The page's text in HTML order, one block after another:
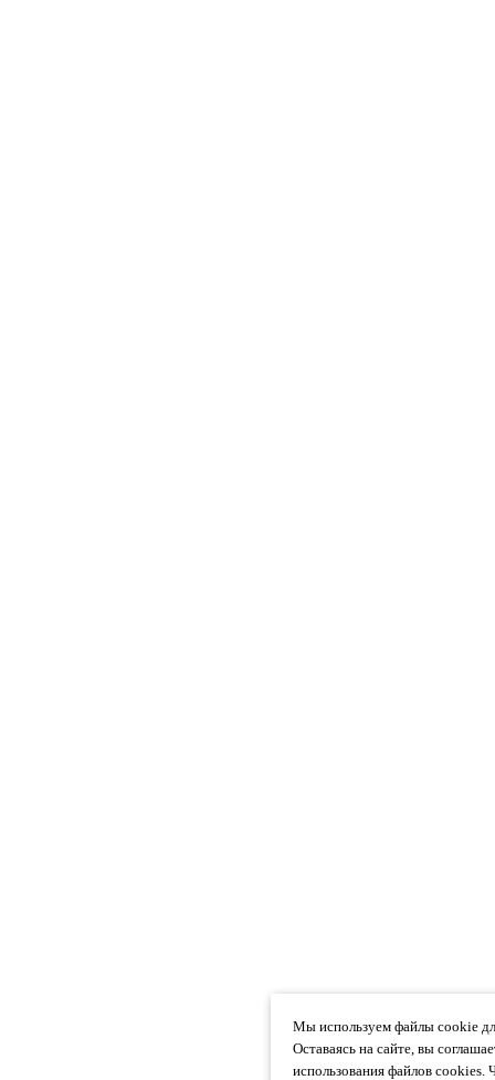
Мы используем файлы cookie
Оставаясь на сайте, вы
использования файлов cookies.